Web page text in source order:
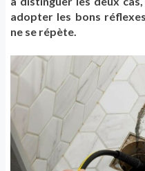
adopter les bons
ne se répète.